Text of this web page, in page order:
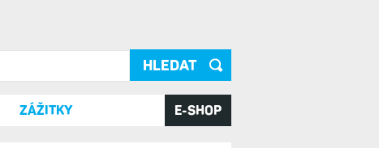
ZÁŽITKY E-SHOP